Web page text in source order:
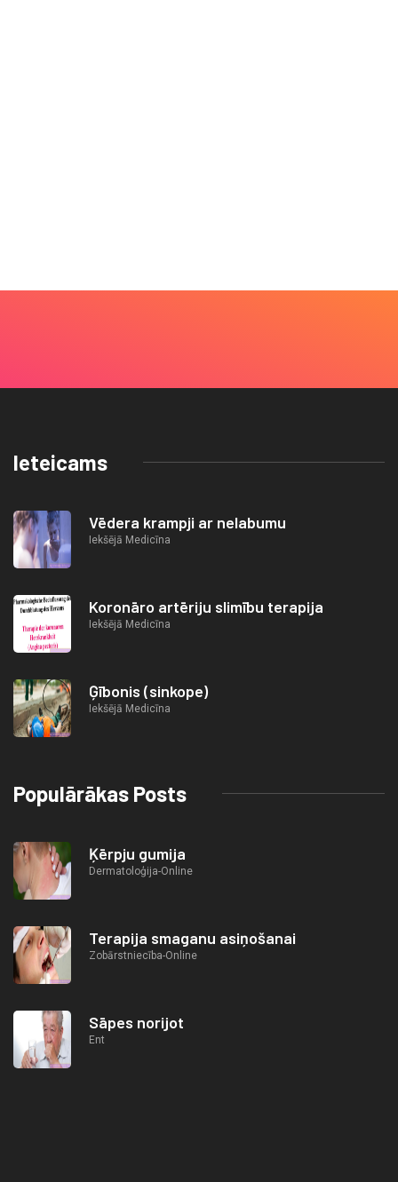
Ieteicams
Vēdera krampji ar nelabumu
Iekšējā Medicīna
Koronāro artēriju slimību terapija
Iekšējā Medicīna
Ģībonis (sinkope)
Iekšējā Medicīna
Populārākas Posts
Ķērpju gumija
Dermatoloģija-Online
Terapija smaganu asiņošanai
Zobārstniecība-Online
Sāpes norijot
Ent